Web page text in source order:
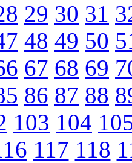
29 30 31
48 49 50
67 68 69
86 87 88
103 104
117 118